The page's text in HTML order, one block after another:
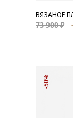
ВЯЗАНОЕ
73 900 ₽
-50%